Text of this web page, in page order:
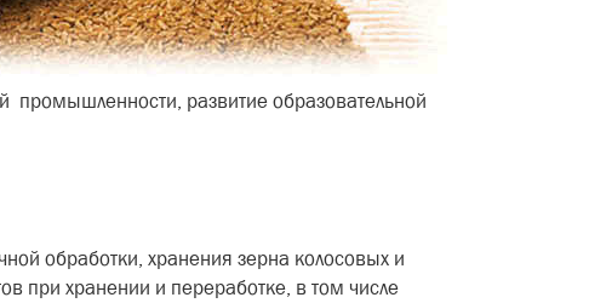
промышленности, развитие образовательной
обработки, хранения зерна колосовых и
при хранении и переработке, в том числе